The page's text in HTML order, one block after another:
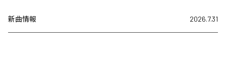
新曲情報 2026.7.31